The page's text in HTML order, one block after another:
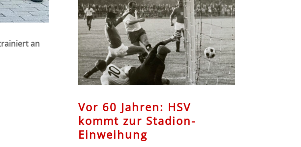
an
Vor 60 Jahren: HSV
kommt zur Stadion-
Einweihung